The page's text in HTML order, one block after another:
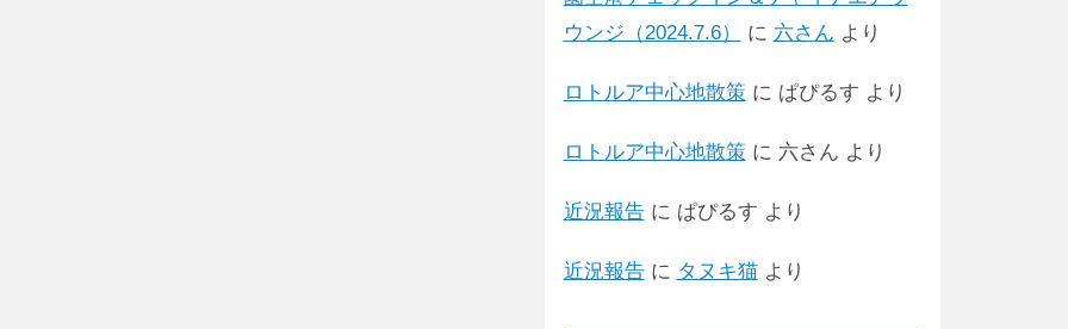
ウンジ（2024.7.6）
に 六さん より
ロトルア中心地散策 に ぱぴるす より
ロトルア中心地散策 に 六さん より
近況報告に ぱぴるす より
近況報告に タヌキ猫より